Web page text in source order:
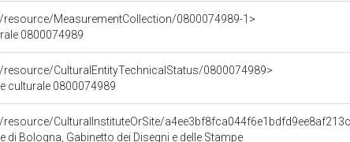
MeasurementCollection/0800074989-1>
0800074989
CulturalEntityTechnicalStatus/0800074989>
culturale 0800074989
CulturalInstituteOrSite/
di Bologna, Gabinetto dei Disegni e delle Stampe